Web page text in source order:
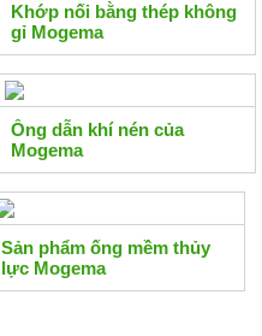
Khớp nối bằng thép không
gỉ Mogema
Ống dẫn khí nén của
Mogema
Sản phẩm ống mềm thủy
lực Mogema